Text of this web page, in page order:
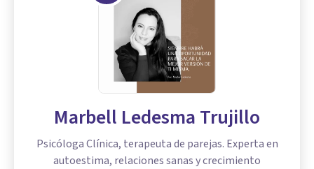
Marbell Ledesma Trujillo
Psicóloga Clínica, terapeuta de parejas. Experta en
autoestima, relaciones sanas y crecimiento